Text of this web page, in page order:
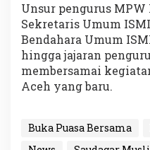
Unsur pengurus MPW
Sekretaris Umum
Bendahara Umum
hingga jajaran
membersamai
Aceh yang baru.
Buka Puasa Bersama